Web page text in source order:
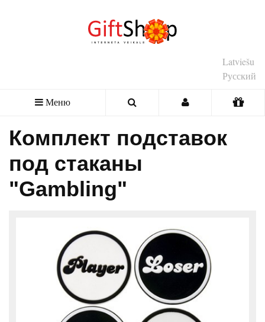
Latviešu
Русский
Меню
Комплект подставок
под стаканы
"Gambling"